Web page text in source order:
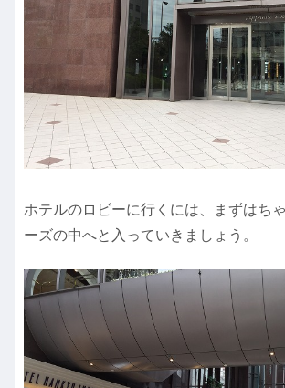
ホテルのロビーに行くには、まずはち
ーズの中へと入っていきましょう。